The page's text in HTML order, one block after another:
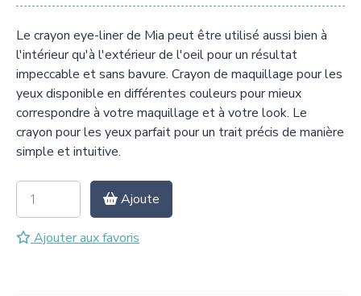
Le crayon eye-liner de Mia peut être utilisé aussi bien à
l'intérieur qu'à l'extérieur de l'oeil pour un résultat
impeccable et sans bavure. Crayon de maquillage pour les
yeux disponible en différentes couleurs pour mieux
correspondre à votre maquillage et à votre look. Le
crayon pour les yeux parfait pour un trait précis de manière
simple et intuitive.
Ajoute
Ajouter aux favoris